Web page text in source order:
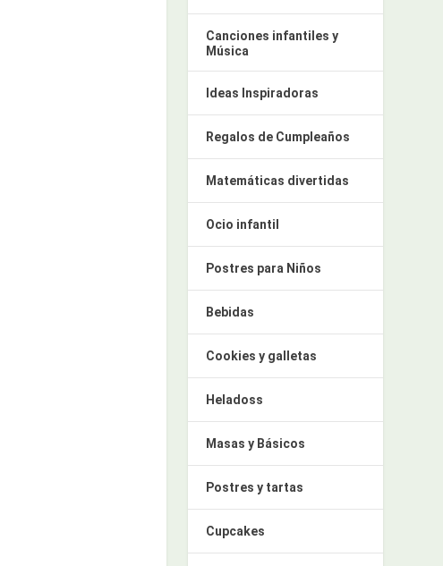
Canciones infantiles y
Música
Ideas Inspiradoras
Regalos de Cumpleaños
Matemáticas divertidas
Ocio infantil
Postres para Niños
Bebidas
Cookies y galletas
Heladoss
Masas y Básicos
Postres y tartas
Cupcakes